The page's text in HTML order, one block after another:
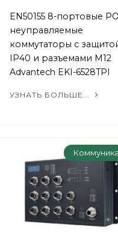
EN50155 8-портовые
неуправляемые
коммутаторы с
IP40 и разъемами M12
Advantech EKI-6528TPI
УЗНАТЬ БОЛЬШЕ...